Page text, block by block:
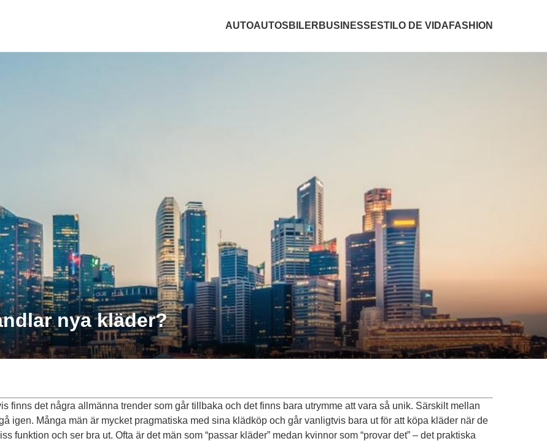
AUTOAUTOS BILER BUSINESS ESTILO DE VIDA FASHION
nya kläder?
finns det några allmänna trender som går tillbaka och det finns bara utrymme att vara så unik. Särskilt mellan
igen. Många män är mycket pragmatiska med sina klädköp och går vanligtvis bara ut för att köpa kläder när de
funktion och ser bra ut. Ofta är det män som “passar kläder” medan kvinnor som “provar det” – det praktiska